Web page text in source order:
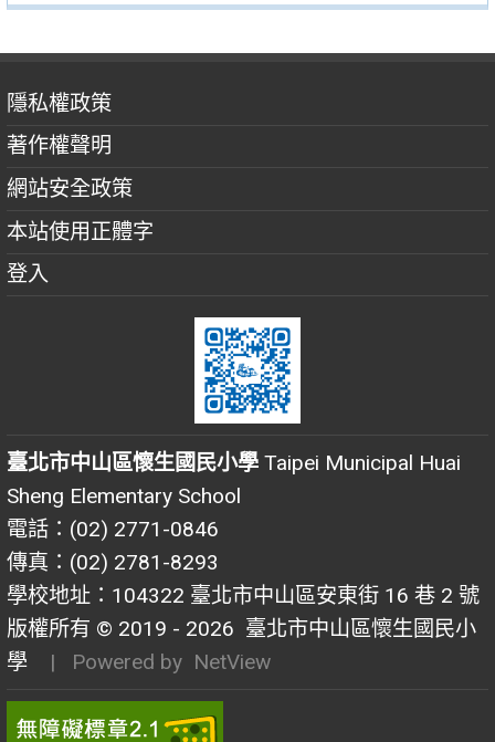
隱私權政策
著作權聲明
網站安全政策
本站使用正體字
登入
臺北市中山區懷生國民小學 Taipei Municipal Huai
Sheng Elementary School
電話：(02) 2771-0846
傳真：(02) 2781-8293
學校地址：104322 臺北市中山區安東街 16 巷 2 號
版權所有 © 2019 - 2026 臺北市中山區懷生國民小
學
| Powered by NetView